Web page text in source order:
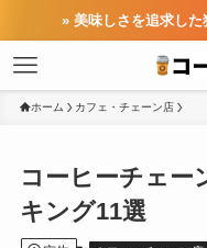
» 美味しさを追求した
ホーム カフェ・チェーン店
コーヒーチェー
キング11選